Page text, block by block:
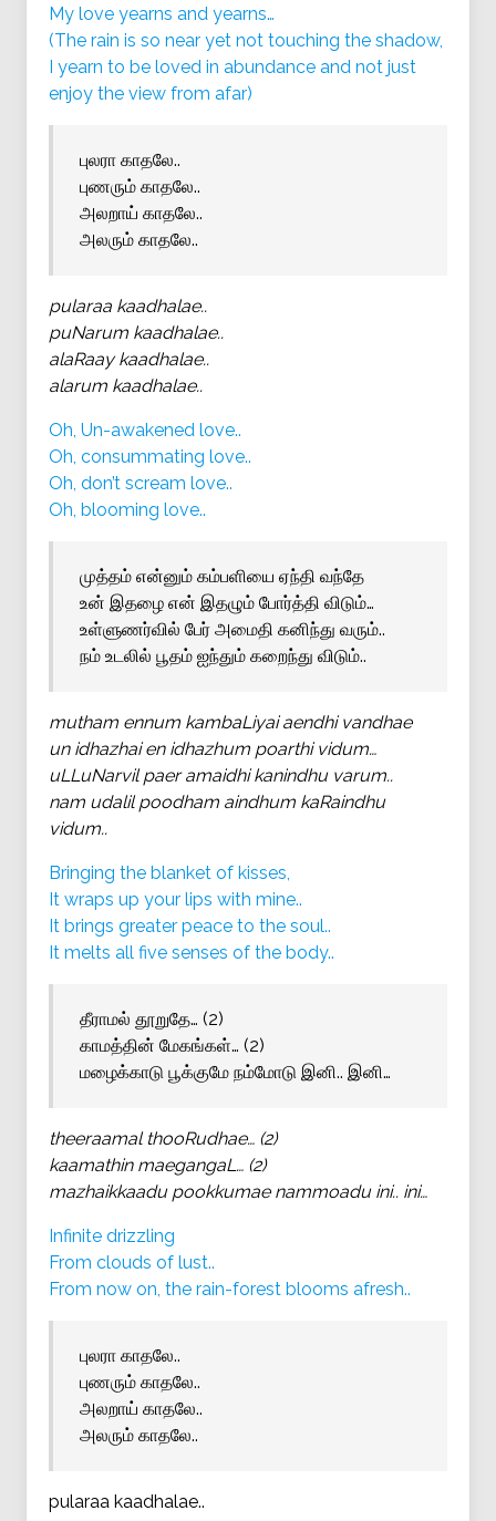
My love yearns and yearns…
(The rain is so near yet not touching the shadow,
I yearn to be loved in abundance and not just
enjoy the view from afar)
புலரா காதலே..
புணரும் காதலே..
அலறாய் காதலே..
அலரும் காதலே..
pularaa kaadhalae..
puNarum kaadhalae..
alaRaay kaadhalae..
alarum kaadhalae..
Oh, Un-awakened love..
Oh, consummating love..
Oh, don’t scream love..
Oh, blooming love..
முத்தம் என்னும் கம்பளியை ஏந்தி வந்தே
உன் இதழை என் இதழும் போர்த்தி விடும்…
உள்ளுணர்வில் பேர் அமைதி கனிந்து வரும்..
நம் உடலில் பூதம் ஐந்தும் கறைந்து விடும்..
mutham ennum kambaLiyai aendhi vandhae
un idhazhai en idhazhum poarthi vidum…
uLLuNarvil paer amaidhi kanindhu varum..
nam udalil poodham aindhum kaRaindhu
vidum..
Bringing the blanket of kisses,
It wraps up your lips with mine..
It brings greater peace to the soul..
It melts all five senses of the body..
தீராமல் தூறுதே… (2)
காமத்தின் மேகங்கள்… (2)
மழைக்காடு பூக்குமே நம்மோடு இனி.. இனி…
theeraamal thooRudhae… (2)
kaamathin maegangaL… (2)
mazhaikkaadu pookkumae nammoadu ini.. ini…
Infinite drizzling
From clouds of lust..
From now on, the rain-forest blooms afresh..
புலரா காதலே..
புணரும் காதலே..
அலறாய் காதலே..
அலரும் காதலே..
pularaa kaadhalae..